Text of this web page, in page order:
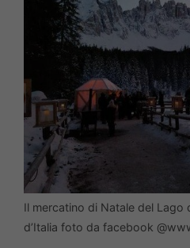
Il mercatino di Natale del Lago
d’Italia foto da facebook